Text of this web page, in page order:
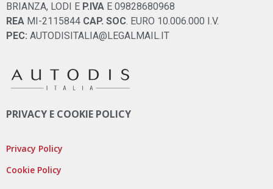
BRIANZA, LODI E P.IVA E 09828680968
REA MI-2115844 CAP. SOC. EURO 10.006.000 I.V.
PEC: AUTODISITALIA@LEGALMAIL.IT
PRIVACY E COOKIE POLICY
Privacy Policy
Cookie Policy